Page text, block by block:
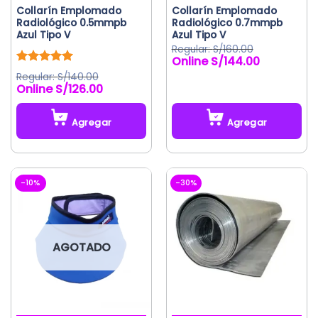
Collarín Emplomado
Radiológico 0.5mmpb
Azul Tipo V
Valorado
con5.00
de 5
S/140.00
El
precio
S/140.00.
S/126.00El
precio
es:
S/126.00.
Agregar
Collarín Emplomado
Radiológico 0.7mmpb
Azul Tipo V
S/160.00
El
S/160.00.
S/144.00El
S/144.00.
Agregar
-10%
AGOTADO
-30%